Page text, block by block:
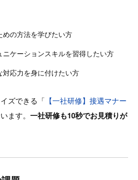
めの方法を学びたい方
ニケーションスキルを習得したい方
対応力を身に付けたい方
ズできる「 【一社研修】接遇マナー
ます。 一社研修も10秒でお見積りが